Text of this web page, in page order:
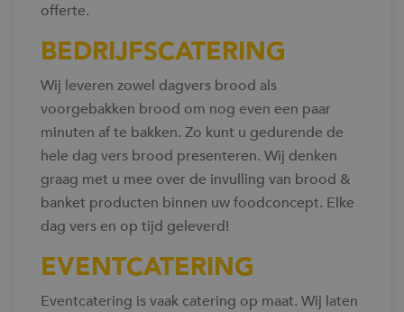
offerte.
BEDRIJFSCATERING
Wij leveren zowel dagvers brood als
voorgebakken brood om nog even een paar
minuten af te bakken. Zo kunt u gedurende de
hele dag vers brood presenteren. Wij denken
graag met u mee over de invulling van brood &
banket producten binnen uw foodconcept. Elke
dag vers en op tijd geleverd!
EVENTCATERING
Eventcatering is vaak catering op maat. Wij laten